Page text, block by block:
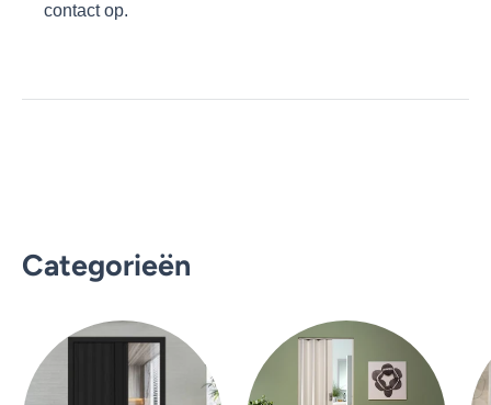
contact op.
Categorieën